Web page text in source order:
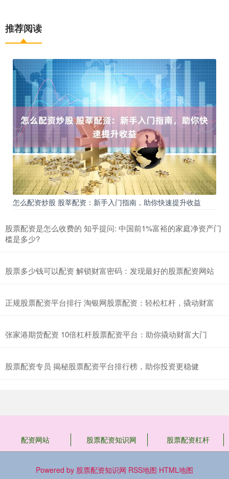
推荐阅读
怎么配资炒股 股莘配资：新手入门指南，助你快速提升收益
股票配资是怎么收费的 知乎提问: 中国前1%富裕的家庭净资产门
槛是多少?
股票多少钱可以配资 解锁财富密码：发现最好的股票配资网站
正规股票配资平台排行 淘银网股票配资：轻松杠杆，撬动财富
张家港期货配资 10倍杠杆股票配资平台：助你撬动财富大门
股票配资专员 揭秘股票配资平台排行榜，助你投资更稳健
配资网站 股票配资知识网 股票配资杠杆
Powered by 股票配资知识网 RSS地图 HTML地图